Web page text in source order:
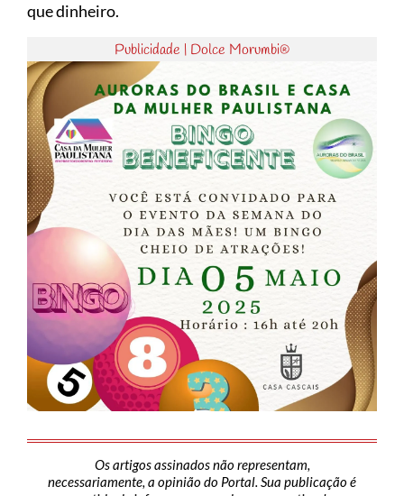
que dinheiro.
Publicidade | Dolce Morumbi®
Os artigos assinados não representam,
necessariamente, a opinião do Portal. Sua publicação é